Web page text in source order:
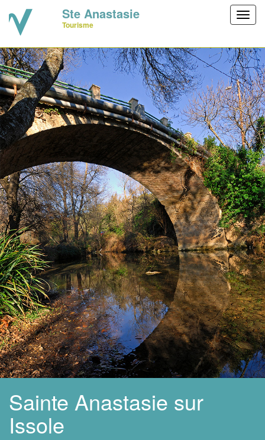
Ste Anastasie
Tourisme
Sainte Anastasie sur
Issole